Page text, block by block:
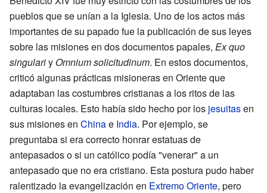
pueblos que se unían a la Iglesia. Uno de los actos más
importantes de su papado fue la publicación de sus leyes
sobre las misiones en dos documentos papales, Ex quo
singulariy Omnium solicitudinum. En estos documentos,
criticó algunas prácticas misioneras en Oriente que
adaptaban las costumbres cristianas a los ritos de las
culturas locales. Esto había sido hecho por los jesuitasen
sus misiones en Chinae India. Por ejemplo, se
preguntaba si era correcto honrar estatuas de
antepasados o si un católico podía "venerar" a un
antepasado que no era cristiano. Esta postura pudo haber
ralentizado la evangelización en Extremo Oriente, pero